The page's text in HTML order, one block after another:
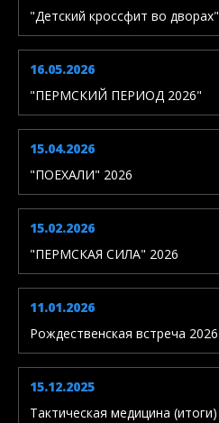
"Детский кроссфит во дворах"
16.05.2026
"ПЕРМСКИЙ ПЕРИОД 2026"
15.04.2026
"ПОЕХАЛИ" 2026
15.02.2026
"ПЕРМСКАЯ СИЛА" 2026
11.01.2026
Рождественская встреча 2026
15.12.2025
Тактическая медицина (итоги)